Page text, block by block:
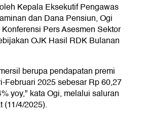
Kepala Eksekutif Pengawas
dan Dana Pensiun, Ogi
Pers Asesmen Sektor
OJK Hasil RDK Bulanan
berupa pendapatan premi
Februari 2025 sebesar Rp 60,27
yoy," kata Ogi, melalui saluran
(11/4/2025).